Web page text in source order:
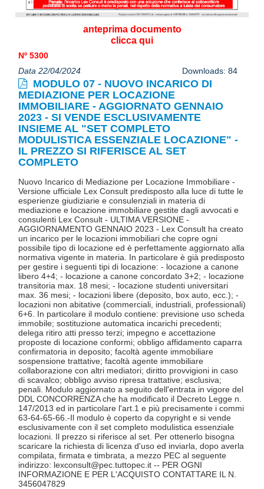
anteprima documento
clicca qui
Nº 5300
Data 22/04/2024
Downloads: 84
MODULO 07 - NUOVO INCARICO DI
MEDIAZIONE PER LOCAZIONE
IMMOBILIARE - AGGIORNATO GENNAIO
2023 - SI VENDE ESCLUSIVAMENTE
INSIEME AL "SET COMPLETO
MODULISTICA ESSENZIALE LOCAZIONE" -
IL PREZZO SI RIFERISCE AL SET
COMPLETO
Nuovo Incarico di Mediazione per Locazione Immobiliare -
Versione ufficiale Lex Consult predisposto alla luce di tutte le
esperienze giudiziarie e consulenziali in materia di
mediazione e locazione immobiliare gestite dagli avvocati e
consulenti Lex Consult - ULTIMA VERSIONE -
AGGIORNAMENTO GENNAIO 2023 - Lex Consult ha creato
un incarico per le locazioni immobiliari che copre ogni
possibile tipo di locazione ed è perfettamente aggiornato alla
normativa vigente in materia. In particolare è già predisposto
per gestire i seguenti tipi di locazione: - locazione a canone
libero 4+4; - locazione a canone concordato 3+2; - locazione
transitoria max. 18 mesi; - locazione studenti universitari
max. 36 mesi; - locazioni libere (deposito, box auto, ecc.); -
locazioni non abitative (commerciali, industriali, professionali)
6+6. In particolare il modulo contiene: previsione uso scheda
immobile; sostituzione automatica incarichi precedenti;
delega ritiro atti presso terzi; impegno e accettazione
proposte di locazione conformi; obbligo affidamento caparra
confirmatoria in deposito; facoltà agente immobiliare
sospensione trattative; facoltà agente immobiliare
collaborazione con altri mediatori; diritto provvigioni in caso
di scavalco; obbligo avviso ripresa trattative; esclusiva;
penali. Modulo aggiornato a seguito dell'entrata in vigore del
DDL CONCORRENZA che ha modificato il Decreto Legge n.
147/2013 ed in particolare l'art.1 e più precisamente i commi
63-64-65-66.-Il modulo è coperto da copyright e si vende
esclusivamente con il set completo modulistica essenziale
locazioni. Il prezzo si riferisce al set. Per ottenerlo bisogna
scaricare la richiesta di licenza d'uso ed inviarla, dopo averla
compilata, firmata e timbrata, a mezzo PEC al seguente
indirizzo: lexconsult@pec.tuttopec.it -- PER OGNI
INFORMAZIONE E PER L'ACQUISTO CONTATTARE IL N.
3456047829